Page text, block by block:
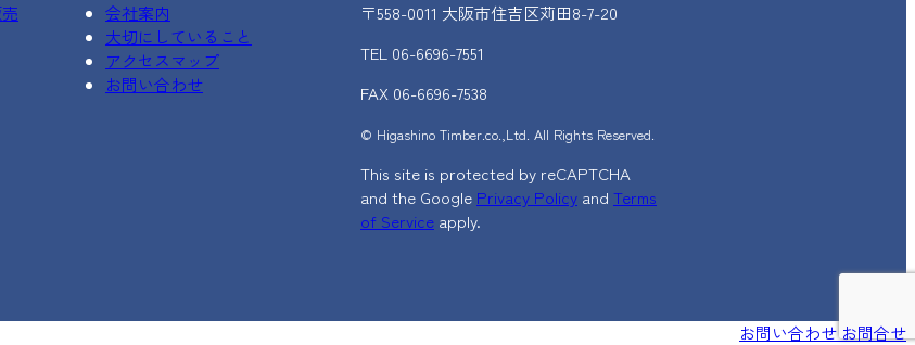
会社案内
大切にしていること
アクセスマップ
お問い合わせ
〒558-0011 大阪市住吉区苅田8-7-20
TEL 06-6696-7551
FAX 06-6696-7538
© Higashino Timber.co.,Ltd. All Rights Reserved.
This site is protected by reCAPTCHA
and the Google Privacy Policy and Terms
of Service apply.
お問い合わせお問合せ